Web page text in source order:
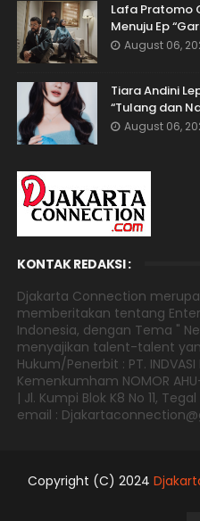
Lafa Pratomo
Menuju Ep
August 06,
Tiara Andini
“Tulang dan
August 06,
KONTAK REDAKSI :
Djakarta Connection
memberitakan tentang
Indonesia, dengan Tema "
menyajikan talent-talent
Hukum/Penerbit : PT. INDVASI
Kemenkumham NOMOR
| Jl. Kumpi Blok K8 No 11,
email :
Copyright (C) 2024